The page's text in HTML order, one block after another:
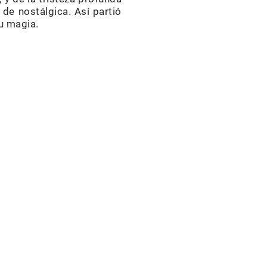
nostálgica. Así partió
magia.